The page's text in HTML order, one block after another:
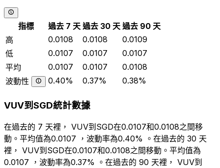
指標 過去 7 天 過去 30 天 過去 90 天
高
0.0108 0.0108
0.0109
低
0.0107 0.0107
0.0107
平均
0.0107 0.0107
0.0108
波動性
0.40% 0.37% 0.38%
VUV到SGD統計數據
在過去的 7 天裡， VUV到SGD在0.0107和0.0108之間移
動。平均值為0.0107 ，波動率為0.40% 。在過去的 30 天
裡， VUV到SGD在0.0107和0.0108之間移動。平均值為
0.0107 ，波動率為0.37% 。在過去的 90 天裡， VUV到